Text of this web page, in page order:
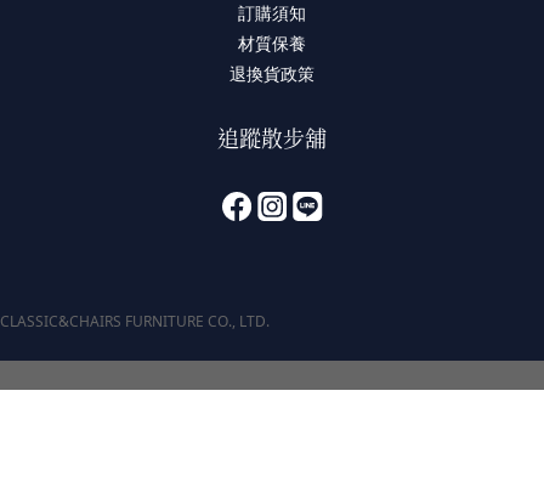
訂購須知
材質保養
退換貨政策
追蹤散步舖
CLASSIC&CHAIRS FURNITURE CO., LTD.